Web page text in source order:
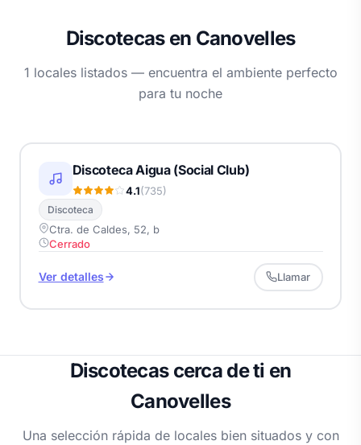
Discotecas en Canovelles
1 locales listados — encuentra el ambiente perfecto
para tu noche
Discoteca Aigua (Social Club)
4.1(735)
Discoteca
Ctra. de Caldes, 52, b
Cerrado
Ver detalles Llamar
Discotecas cerca de ti en
Canovelles
Una selección rápida de locales bien situados y con